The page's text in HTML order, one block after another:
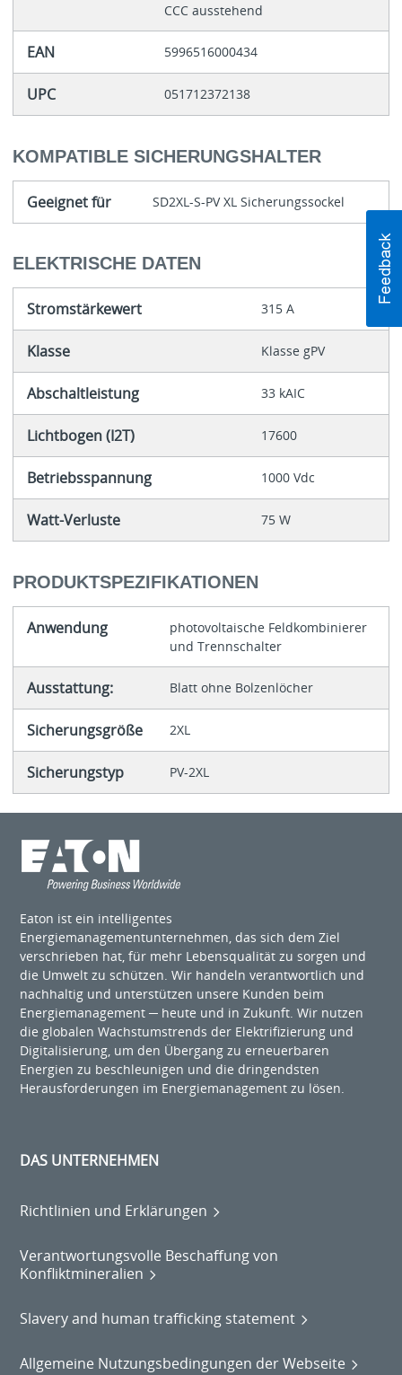
CCC ausstehend
EAN 5996516000434
UPC 051712372138
KOMPATIBLE SICHERUNGSHALTER
Geeignet für SD2XL-S-PV XL Sicherungssockel
ELEKTRISCHE DATEN
Stromstärkewert 315 A
Klasse Klasse gPV
Abschaltleistung 33 kAIC
Lichtbogen (I2T) 17600
Betriebsspannung 1000 Vdc
Watt-Verluste 75 W
PRODUKTSPEZIFIKATIONEN
Anwendung
photovoltaische Feldkombinierer
und Trennschalter
Ausstattung: Blatt ohne Bolzenlöcher
Sicherungsgröße 2XL
Sicherungstyp PV-2XL
Eaton ist ein intelligentes
Energiemanagementunternehmen, das sich dem Ziel
verschrieben hat, für mehr Lebensqualität zu sorgen und
die Umwelt zu schützen. Wir handeln verantwortlich und
nachhaltig und unterstützen unsere Kunden beim
Energiemanagement ─ heute und in Zukunft. Wir nutzen
die globalen Wachstumstrends der Elektrifizierung und
Digitalisierung, um den Übergang zu erneuerbaren
Energien zu beschleunigen und die dringendsten
Herausforderungen im Energiemanagement zu lösen.
DAS UNTERNEHMEN
Richtlinien und Erklärungen
Verantwortungsvolle Beschaffung von
Konfliktmineralien
Slavery and human trafficking statement
Allgemeine Nutzungsbedingungen der Webseite